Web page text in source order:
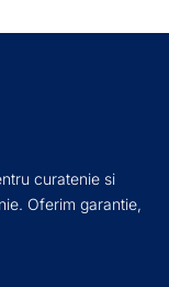
curatenie si
Oferim garantie,